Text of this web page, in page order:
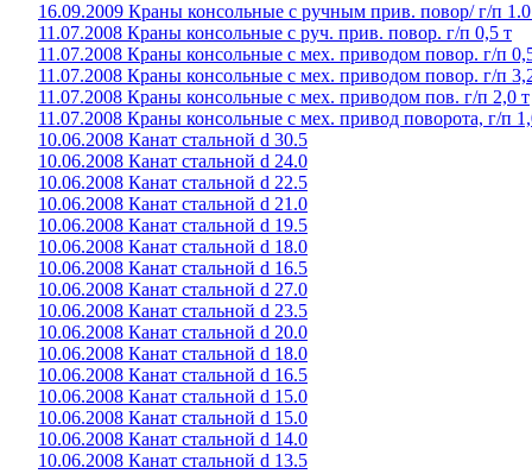
16.09.2009 Краны консольные с ручным прив. повор/ г/п
11.07.2008 Краны консольные с руч. прив. повор. г/п 0,5 т
11.07.2008 Краны консольные с мех. приводом повор. г/п
11.07.2008 Краны консольные с мех. приводом повор. г/п
11.07.2008 Краны консольные с мех. приводом пов. г/п 2,0 т
11.07.2008 Краны консольные с мех. привод поворота, г/п
10.06.2008 Канат стальной d 30.5
10.06.2008 Канат стальной d 24.0
10.06.2008 Канат стальной d 22.5
10.06.2008 Канат стальной d 21.0
10.06.2008 Канат стальной d 19.5
10.06.2008 Канат стальной d 18.0
10.06.2008 Канат стальной d 16.5
10.06.2008 Канат стальной d 27.0
10.06.2008 Канат стальной d 23.5
10.06.2008 Канат стальной d 20.0
10.06.2008 Канат стальной d 18.0
10.06.2008 Канат стальной d 16.5
10.06.2008 Канат стальной d 15.0
10.06.2008 Канат стальной d 15.0
10.06.2008 Канат стальной d 14.0
10.06.2008 Канат стальной d 13.5